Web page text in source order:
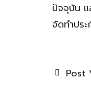
ปัจจุบัน
จัดทำปร
Post